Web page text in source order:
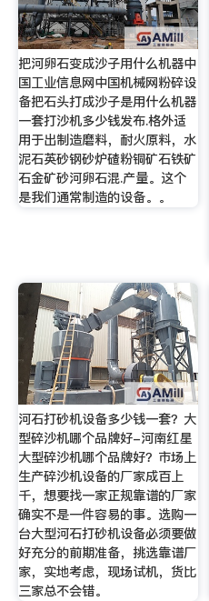
把河卵石变成沙子用什么机器中
国工业信息网中国机械网粉碎设
备把石头打成沙子是用什么机器
一套打沙机多少钱发布.格外适
用于出制造磨料，耐火原料，水
泥石英砂钢砂炉碴粉铜矿石铁矿
石金矿砂河卵石混.产量。这个
是我们通常制造的设备。。
河石打砂机设备多少钱一套？大
型碎沙机哪个品牌好-河南红星
大型碎沙机哪个品牌好？市场上
生产碎沙机设备的厂家成百上
千，想要找一家正规靠谱的厂家
确实不是一件容易的事。选购一
台大型河石打砂机设备必须要做
好充分的前期准备，挑选靠谱厂
家，实地考虑，现场试机，货比
三家总不会错。